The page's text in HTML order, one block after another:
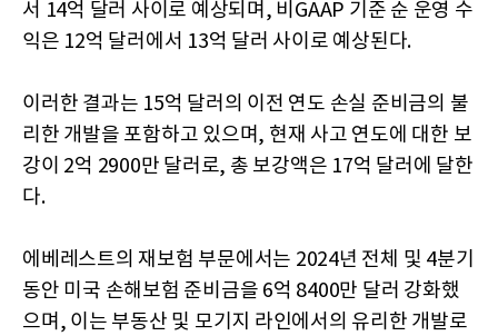
서 14억 달러 사이로 예상되며, 비GAAP 기준 순 운영 수
익은 12억 달러에서 13억 달러 사이로 예상된다.
이러한 결과는 15억 달러의 이전 연도 손실 준비금의 불
리한 개발을 포함하고 있으며, 현재 사고 연도에 대한 보
강이 2억 2900만 달러로, 총 보강액은 17억 달러에 달한
다.
에베레스트의 재보험 부문에서는 2024년 전체 및 4분기
동안 미국 손해보험 준비금을 6억 8400만 달러 강화했
으며, 이는 부동산 및 모기지 라인에서의 유리한 개발로